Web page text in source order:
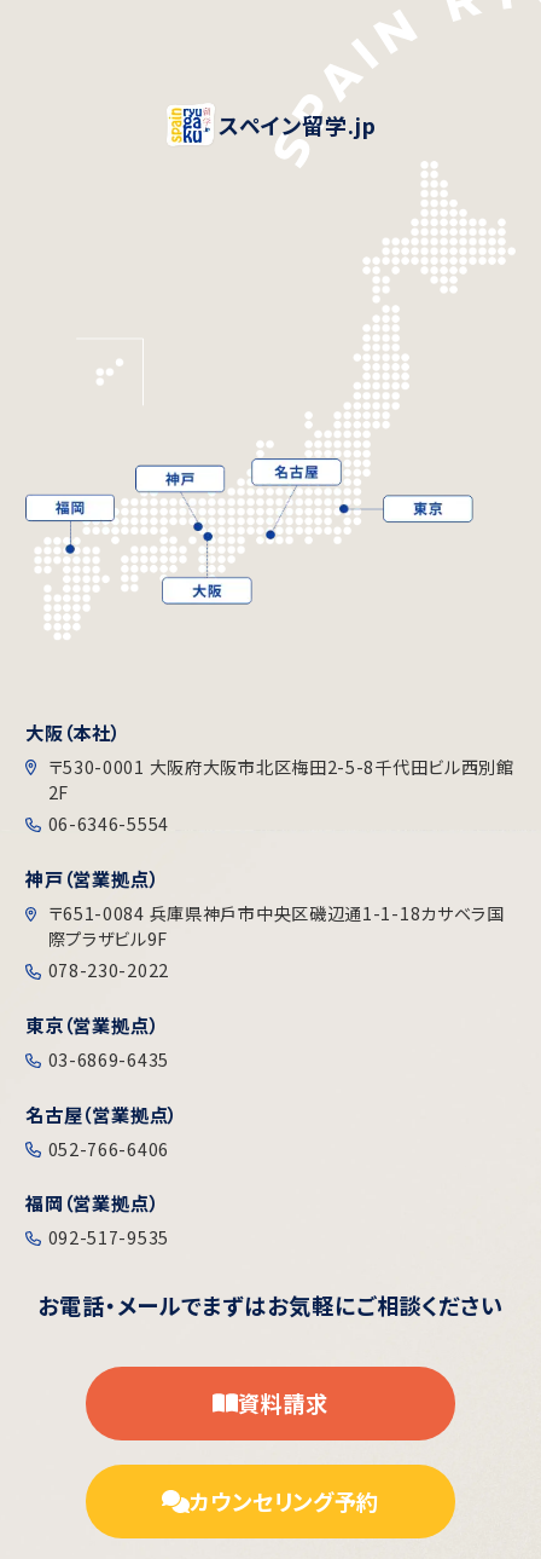
スペイン留学.jp
大阪（本社）
〒530-0001 大阪府大阪市北区梅田2-5-8千代田ビル⻄別館
2F
06-6346-5554
神戸（営業拠点）
〒651-0084 兵庫県神戶市中央区磯辺通1-1-18カサベラ国
際プラザビル9F
078-230-2022
東京（営業拠点）
03-6869-6435
名古屋（営業拠点）
052-766-6406
福岡（営業拠点）
092-517-9535
お電話・メールでまずはお気軽にご相談ください
資料請求
カウンセリング予約